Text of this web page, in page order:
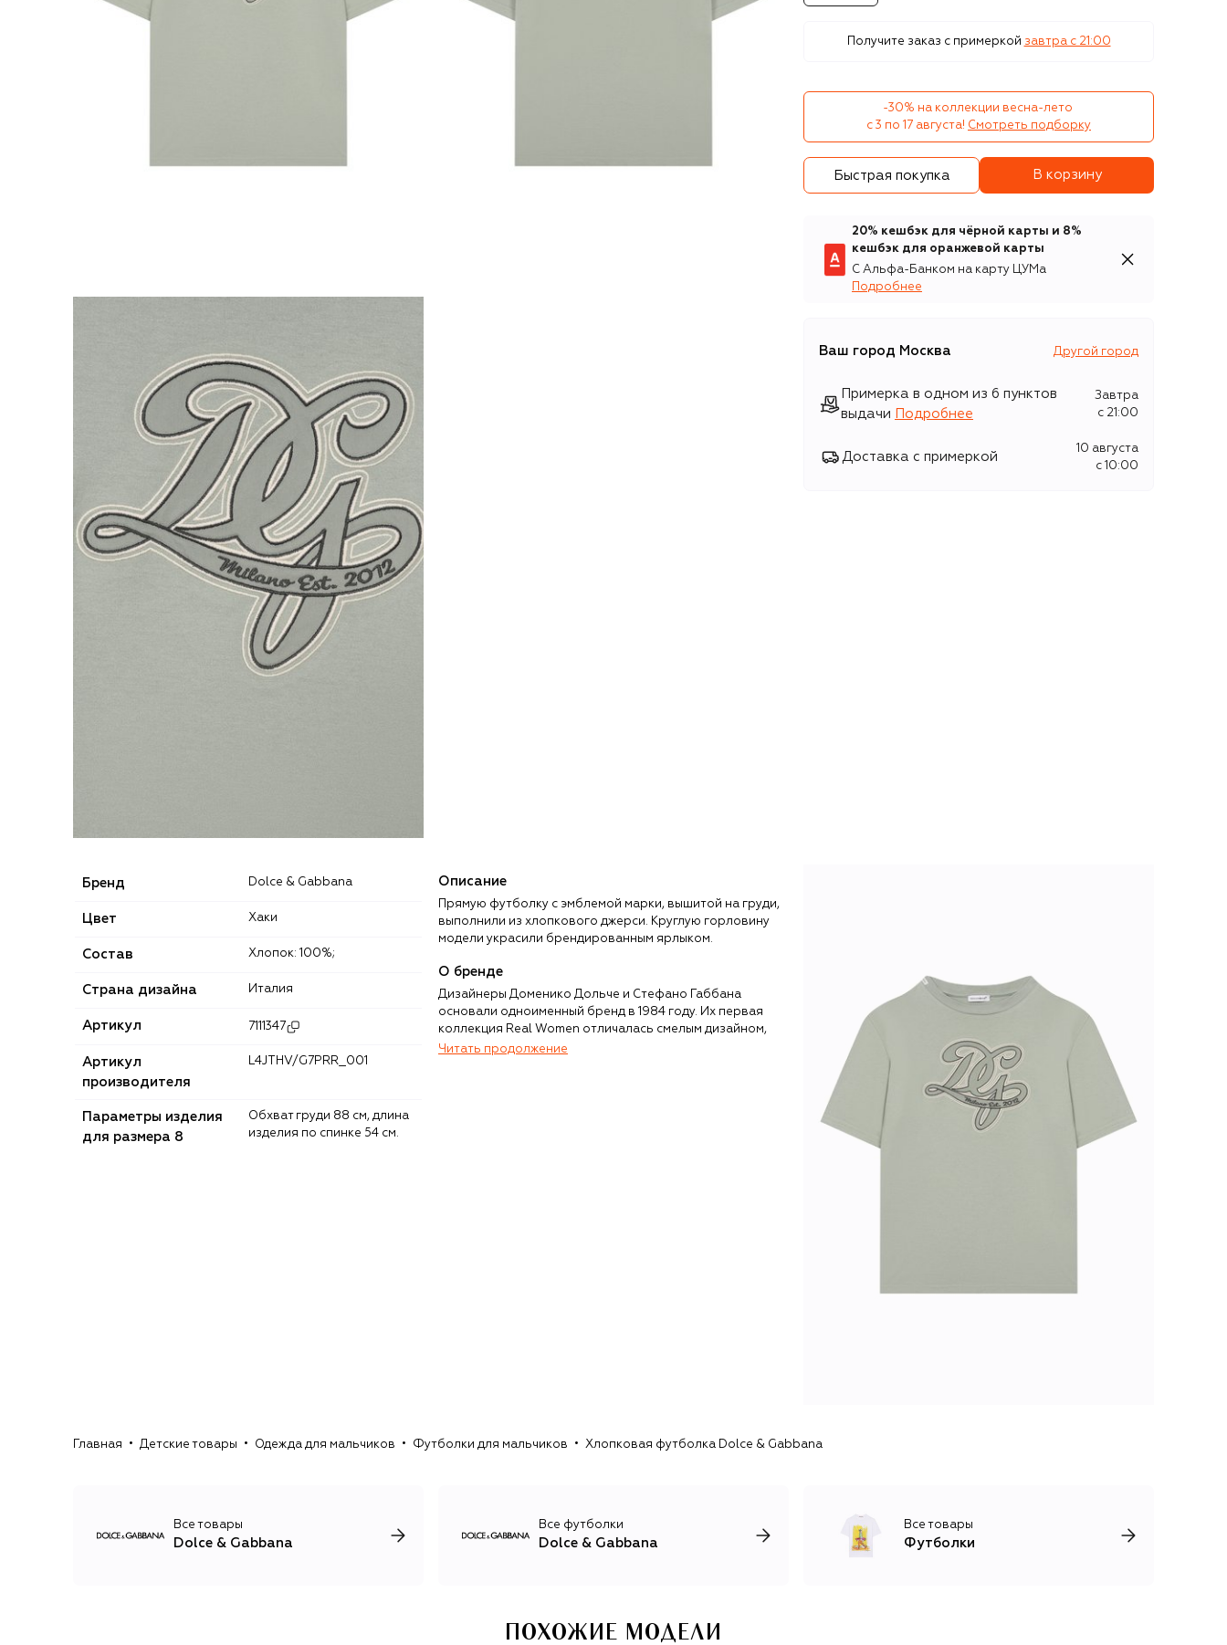
Получите заказ с примеркой завтра c 21:00
-30% на коллекции весна-лето
с 3 по 17 августа! Смотреть подборку
Быстрая покупка В корзину
20% кешбэк для чёрной карты и 8%
кешбэк для оранжевой карты
С Альфа-Банком на карту ЦУМа
Подробнее
Ваш город Москва Другой город
Примерка в одном из 6 пунктов
выдачи
Подробнее
Завтра
c 21:00
Доставка с примеркой
10 августа
c 10:00
Бренд Dolce & Gabbana
Цвет Хаки
Состав Хлопок: 100%;
Страна дизайна Италия
Артикул 7111347
Артикул
производителя
L4JTHV/G7PRR_001
Параметры изделия
для размера 8
Обхват груди 88 см, длина
изделия по спинке 54 см.
Описание
Прямую футболку с эмблемой марки, вышитой на груди,
выполнили из хлопкового джерси. Круглую горловину
модели украсили брендированным ярлыком.
О бренде
Дизайнеры Доменико Дольче и Стефано Габбана
основали одноименный бренд в 1984 году. Их первая
коллекция Real Women отличалась смелым дизайном,
чувственностью, подчеркнутой женственностью и
и линию высокого ювелирного искусства Alta Moda.
Читать продолжение
Главная Детские товары Одежда для мальчиков Футболки для мальчиков Хлопковая футболка Dolce & Gabbana
Все товары
Dolce & Gabbana
Все футболки
Dolce & Gabbana
Все товары
Футболки
ПОХОЖИЕ МОДЕЛИ